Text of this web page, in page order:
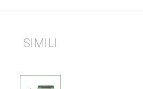
SIMILI